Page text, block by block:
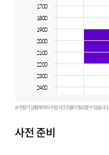
17:00
18:00
19:00
20:00
21:00
22:00
23:00
24:00
※ 전문가 상황에 따라 수업 시간 조율이 필요할 수 있습니다.
사전 준비